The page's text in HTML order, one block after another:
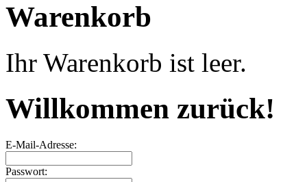
Warenkorb
Ihr Warenkorb ist leer.
Willkommen zurück!
E-Mail-Adresse:
Passwort: